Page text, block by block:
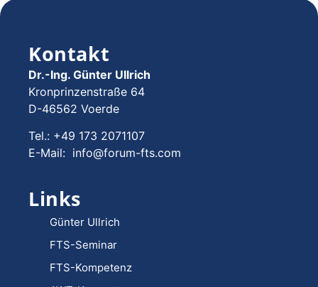
Kontakt
Dr.-Ing. Günter Ullrich
Kronprinzenstraße 64
D-46562 Voerde
Tel.: +49 173 2071107
E-Mail: info@forum-fts.com
Links
Günter Ullrich
FTS-Seminar
FTS-Kompetenz